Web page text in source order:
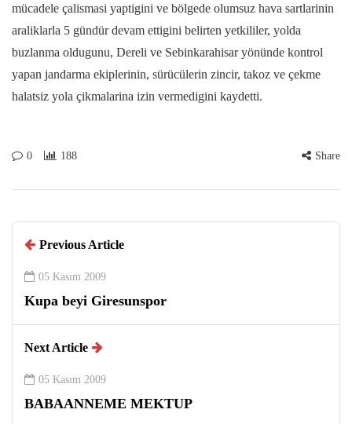
mücadele çalismasi yaptigini ve bölgede olumsuz hava sartlarinin
araliklarla 5 gündür devam ettigini belirten yetkililer, yolda
buzlanma oldugunu, Dereli ve Sebinkarahisar yönünde kontrol
yapan jandarma ekiplerinin, sürücülerin zincir, takoz ve çekme
halatsiz yola çikmalarina izin vermedigini kaydetti.
0 188 Share
Previous Article
05 Kasım 2009
Kupa beyi Giresunspor
Next Article
05 Kasım 2009
BABAANNEME MEKTUP